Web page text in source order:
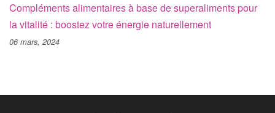
Compléments alimentaires à base de superaliments pour
la vitalité : boostez votre énergie naturellement
06 mars, 2024